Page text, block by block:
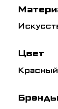
Цвет
Красный
Бренды